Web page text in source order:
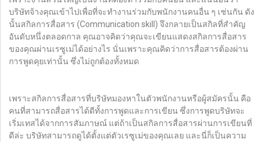
บริษัทจ้างคุณเข้าไปเพื่อที่จะทำงานร่วมกับพนักงานคนอื่น ๆ เช่นกัน ดัง
นั้นสกิลการสื่อสาร (Communication skill) จึงกลายเป็นสกิลที่สำคัญ
อันดับหนึ่งตลอดกาล คุณอาจคิดว่าคุณจะเขียนแสดงสกิลการสื่อสาร
ของคุณผ่านเรซูเม่ได้อย่างไร นั่นเพราะคุณคิดว่าการสื่อสารต้องผ่าน
การพูดคุยเท่านั้น ซึ่งไม่ถูกต้องทั้งหมด
เพราะสกิลการสื่อสารที่บริษัทมองหาในตัวพนักงานหรือผู้สมัครนั้น คือ
คนที่สามารถสื่อสารได้ดีทั้งการพูดและการเขียน ซึ่งการพูดบริษัทจะ
เริ่มเทสได้จากการสัมภาษณ์ แต่ถ้าเป็นสกิลการสื่อสารผ่านการเขียนที่
ดีล่ะ บริษัทสามารถดูได้ตั้งแต่ตัวเรซูเม่ของคุณเลย และนี่ก็เป็นความ